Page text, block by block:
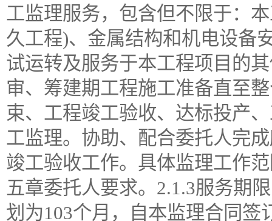
工监理服务，包含但不限于：
久工程)、金属结构和机电设备
试运转及服务于本工程项目的
审、筹建期工程施工准备直至
束、工程竣工验收、达标投产
工监理。协助、配合委托人完
竣工验收工作。具体监理工作
五章委托人要求。2.1.3服务期
划为103个月，自本监理合同签